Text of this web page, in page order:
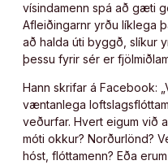
vísindamenn spá að gæti
Afleiðingarnr yrðu líklega
að halda úti byggð, slíkur
þessu fyrir sér er
Hann skrifar á Facebook:
væntanlega
veðurfar. Hvert eigum við
móti okkur? Norðurlönd?
hóst, flóttamenn? Eða